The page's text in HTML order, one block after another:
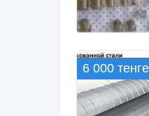
6 000